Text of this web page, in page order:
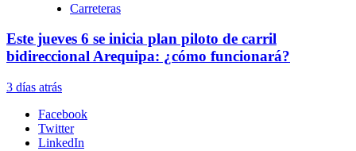
Carreteras
Este jueves 6 se inicia plan piloto de carril
bidireccional Arequipa: ¿cómo funcionará?
3 días atrás
Facebook
Twitter
LinkedIn